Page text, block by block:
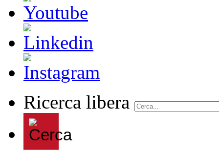
Ricerca libera